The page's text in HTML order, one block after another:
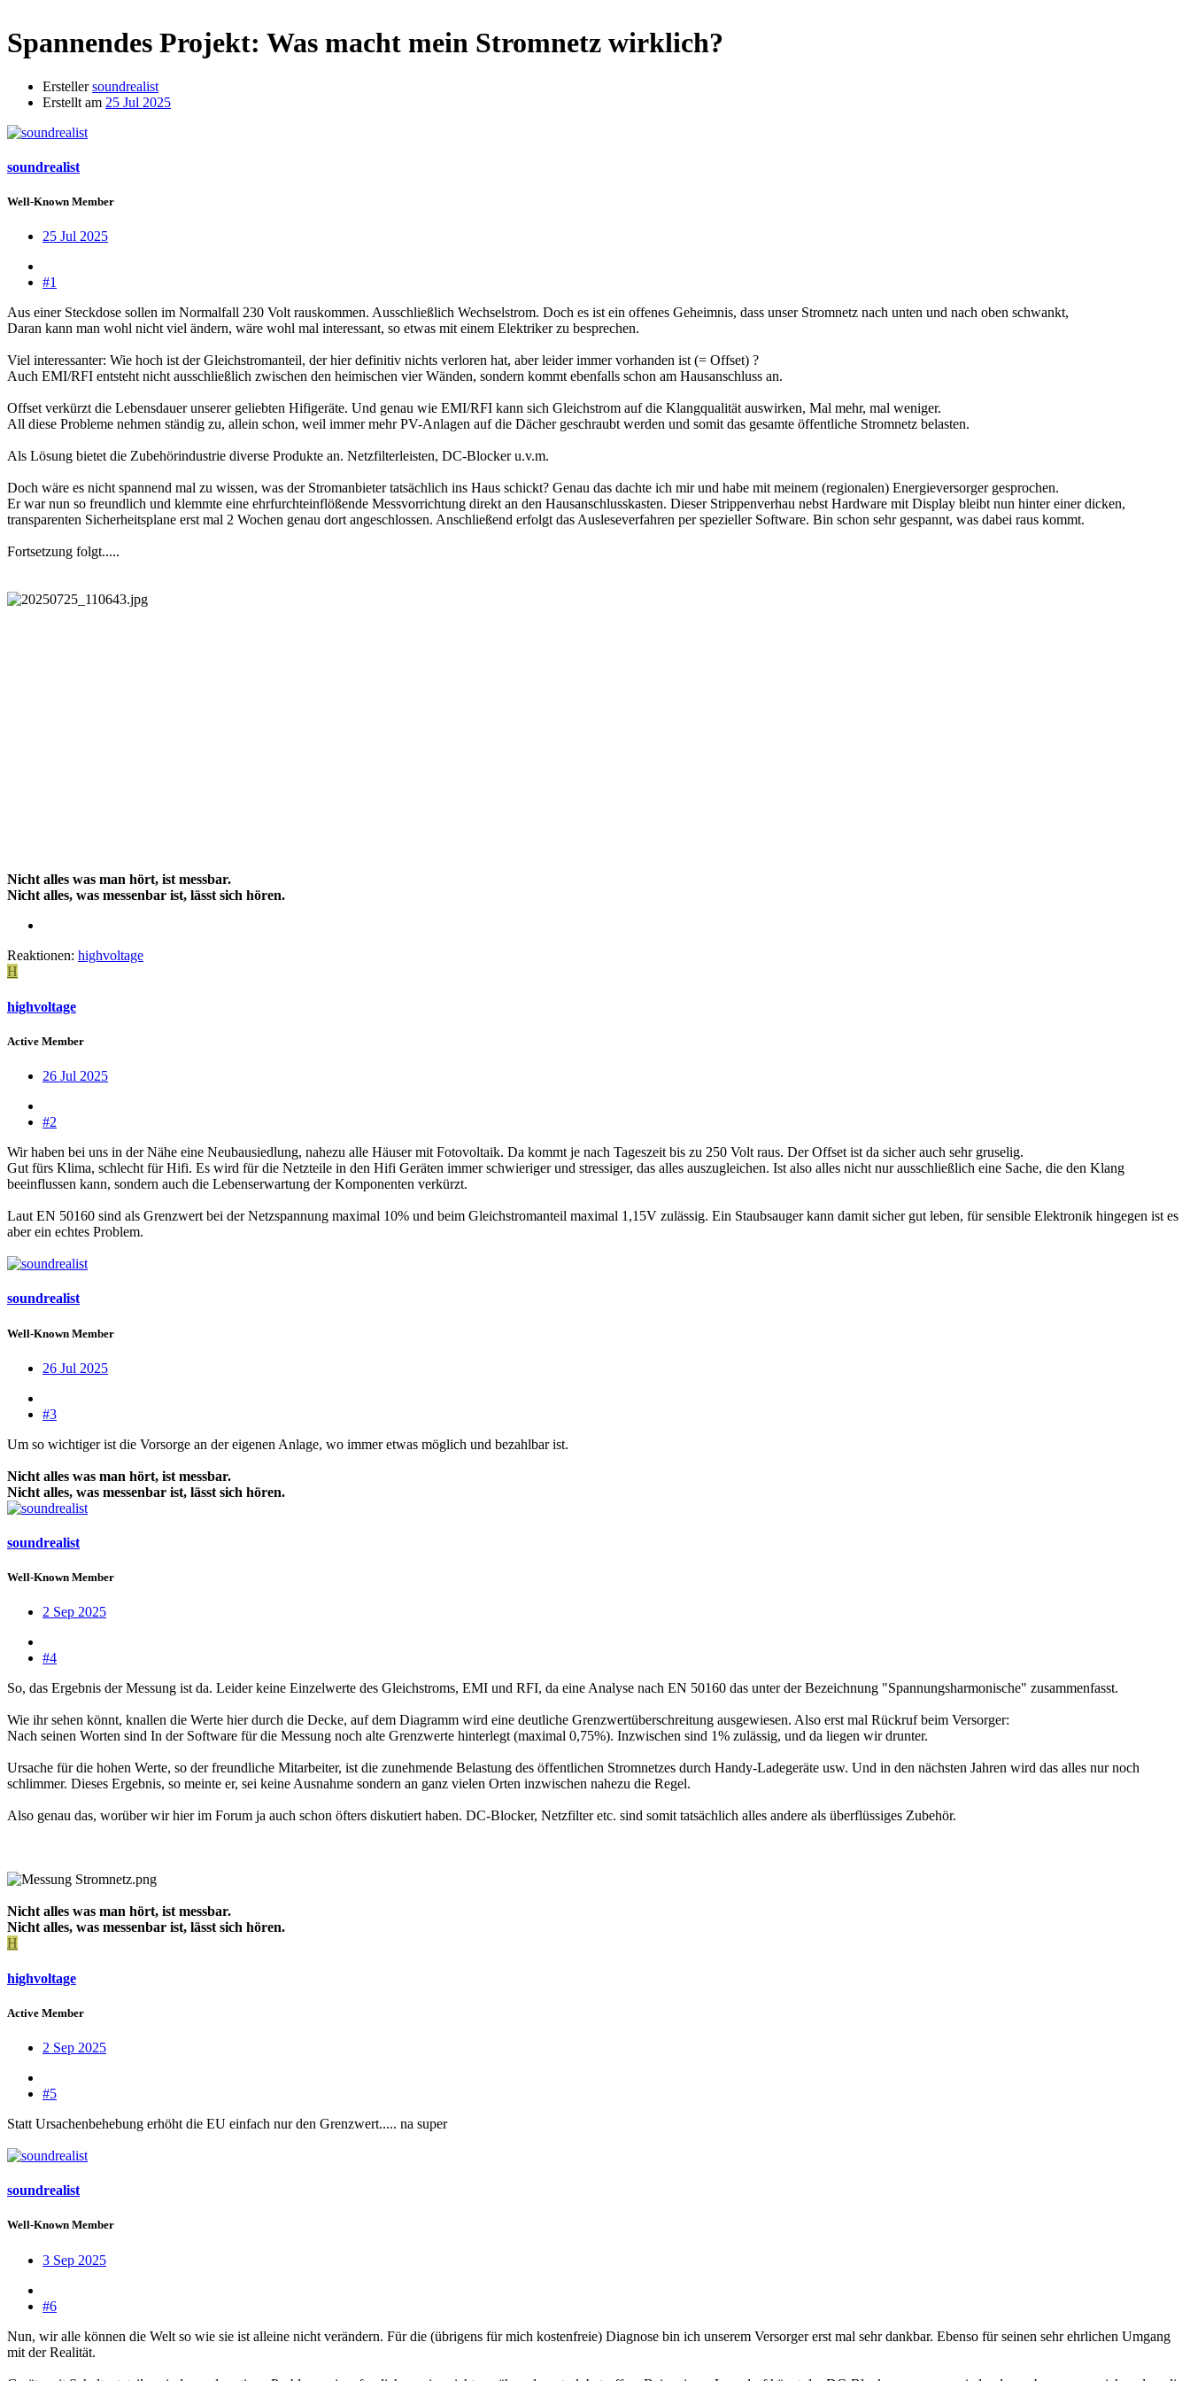
Spannendes Projekt: Was macht mein Stromnetz wirklich?
Ersteller soundrealist
Erstellt am 25 Jul 2025
soundrealist
Well-Known Member
25 Jul 2025
#1
Aus einer Steckdose sollen im Normalfall 230 Volt rauskommen. Ausschließlich Wechselstrom. Doch es ist ein offenes Geheimnis, dass unser Stromnetz nach unten und nach oben schwankt,
Daran kann man wohl nicht viel ändern, wäre wohl mal interessant, so etwas mit einem Elektriker zu besprechen.
Viel interessanter: Wie hoch ist der Gleichstromanteil, der hier definitiv nichts verloren hat, aber leider immer vorhanden ist (= Offset) ?
Auch EMI/RFI entsteht nicht ausschließlich zwischen den heimischen vier Wänden, sondern kommt ebenfalls schon am Hausanschluss an.
Offset verkürzt die Lebensdauer unserer geliebten Hifigeräte. Und genau wie EMI/RFI kann sich Gleichstrom auf die Klangqualität auswirken, Mal mehr, mal weniger.
All diese Probleme nehmen ständig zu, allein schon, weil immer mehr PV-Anlagen auf die Dächer geschraubt werden und somit das gesamte öffentliche Stromnetz belasten.
Als Lösung bietet die Zubehörindustrie diverse Produkte an. Netzfilterleisten, DC-Blocker u.v.m.
Doch wäre es nicht spannend mal zu wissen, was der Stromanbieter tatsächlich ins Haus schickt? Genau das dachte ich mir und habe mit meinem (regionalen) Energieversorger gesprochen.
Er war nun so freundlich und klemmte eine ehrfurchteinflößende Messvorrichtung direkt an den Hausanschlusskasten. Dieser Strippenverhau nebst Hardware mit Display bleibt nun hinter einer dicken,
transparenten Sicherheitsplane erst mal 2 Wochen genau dort angeschlossen. Anschließend erfolgt das Ausleseverfahren per spezieller Software. Bin schon sehr gespannt, was dabei raus kommt.
Fortsetzung folgt.....
Nicht alles was man hört, ist messbar.
Nicht alles, was messenbar ist, lässt sich hören.
Reaktionen: highvoltage
H
highvoltage
Active Member
26 Jul 2025
#2
Wir haben bei uns in der Nähe eine Neubausiedlung, nahezu alle Häuser mit Fotovoltaik. Da kommt je nach Tageszeit bis zu 250 Volt raus. Der Offset ist da sicher auch sehr gruselig.
Gut fürs Klima, schlecht für Hifi. Es wird für die Netzteile in den Hifi Geräten immer schwieriger und stressiger, das alles auszugleichen. Ist also alles nicht nur ausschließlich eine Sache, die den Klang
beeinflussen kann, sondern auch die Lebenserwartung der Komponenten verkürzt.
Laut EN 50160 sind als Grenzwert bei der Netzspannung maximal 10% und beim Gleichstromanteil maximal 1,15V zulässig. Ein Staubsauger kann damit sicher gut leben, für sensible Elektronik hingegen ist es
aber ein echtes Problem.
soundrealist
Well-Known Member
26 Jul 2025
#3
Um so wichtiger ist die Vorsorge an der eigenen Anlage, wo immer etwas möglich und bezahlbar ist.
Nicht alles was man hört, ist messbar.
Nicht alles, was messenbar ist, lässt sich hören.
soundrealist
Well-Known Member
2 Sep 2025
#4
So, das Ergebnis der Messung ist da. Leider keine Einzelwerte des Gleichstroms, EMI und RFI, da eine Analyse nach EN 50160 das unter der Bezeichnung "Spannungsharmonische" zusammenfasst.
Wie ihr sehen könnt, knallen die Werte hier durch die Decke, auf dem Diagramm wird eine deutliche Grenzwertüberschreitung ausgewiesen. Also erst mal Rückruf beim Versorger:
Nach seinen Worten sind In der Software für die Messung noch alte Grenzwerte hinterlegt (maximal 0,75%). Inzwischen sind 1% zulässig, und da liegen wir drunter.
Ursache für die hohen Werte, so der freundliche Mitarbeiter, ist die zunehmende Belastung des öffentlichen Stromnetzes durch Handy-Ladegeräte usw. Und in den nächsten Jahren wird das alles nur noch
schlimmer. Dieses Ergebnis, so meinte er, sei keine Ausnahme sondern an ganz vielen Orten inzwischen nahezu die Regel.
Also genau das, worüber wir hier im Forum ja auch schon öfters diskutiert haben. DC-Blocker, Netzfilter etc. sind somit tatsächlich alles andere als überflüssiges Zubehör.
Nicht alles was man hört, ist messbar.
Nicht alles, was messenbar ist, lässt sich hören.
H
highvoltage
Active Member
2 Sep 2025
#5
Statt Ursachenbehebung erhöht die EU einfach nur den Grenzwert..... na super
soundrealist
Well-Known Member
3 Sep 2025
#6
Nun, wir alle können die Welt so wie sie ist alleine nicht verändern. Für die (übrigens für mich kostenfreie) Diagnose bin ich unserem Versorger erst mal sehr dankbar. Ebenso für seinen sehr ehrlichen Umgang
mit der Realität.